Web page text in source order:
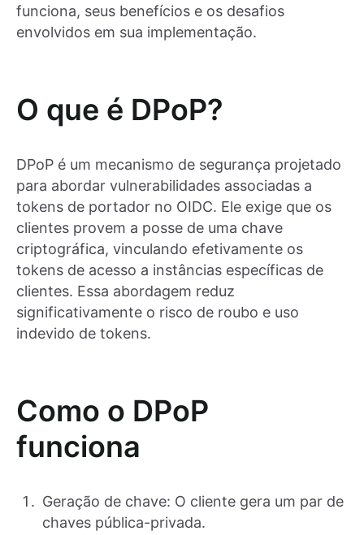
funciona, seus benefícios e os desafios
envolvidos em sua implementação.
O que é DPoP?
DPoP é um mecanismo de segurança projetado
para abordar vulnerabilidades associadas a
tokens de portador no OIDC. Ele exige que os
clientes provem a posse de uma chave
criptográfica, vinculando efetivamente os
tokens de acesso a instâncias específicas de
clientes. Essa abordagem reduz
significativamente o risco de roubo e uso
indevido de tokens.
Como o DPoP
funciona
Geração de chave: O cliente gera um par de
chaves pública-privada.